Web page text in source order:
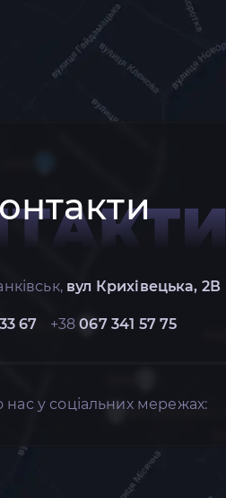
вул Крихівецька, 2В
67 +38067 341 57 75
у соціальних мережах: